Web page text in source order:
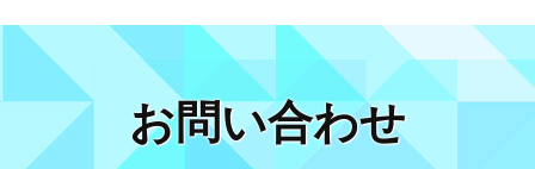
お問い合わせ